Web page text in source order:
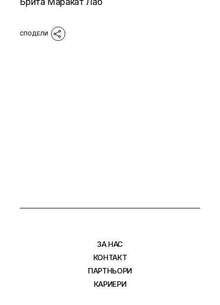
ЗА НАС
КОНТАКТ
ПАРТНЬОРИ
КАРИЕРИ